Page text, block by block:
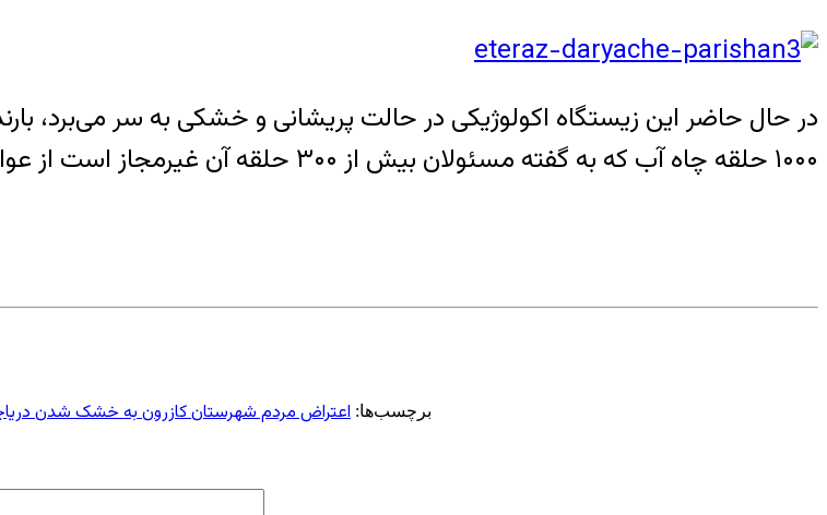
در حال حاضر این زیستگاه اکولوژیکی در حالت پریشانی و خشکی به سر می‌برد،
۱۰۰۰ حلقه چاه آب که به گفته مسئولان بیش از ۳۰۰ حلقه آن غیرمجاز است از عوامل خشکی این زیستگاه اکولوژیکی است.
برچسب‌ها: اعتراض مردم شهرستان کازرون به خشک شدن